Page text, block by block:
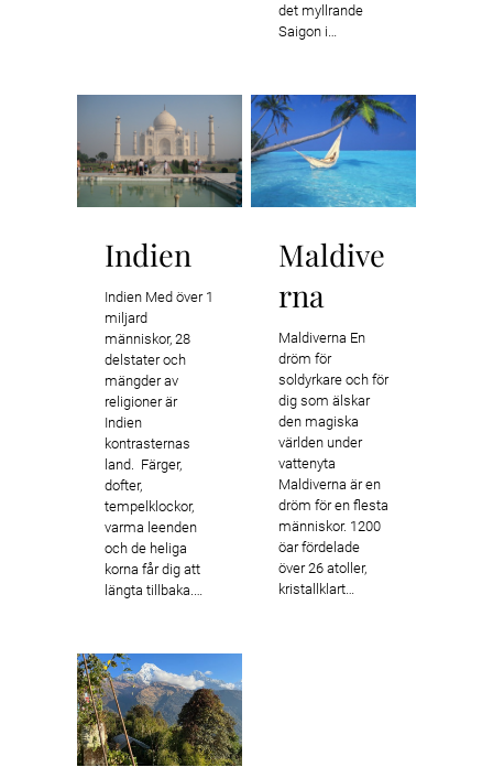
det myllrande
Saigon i…
Indien
Indien Med över 1
miljard
människor, 28
delstater och
mängder av
religioner är
Indien
kontrasternas
land. Färger,
dofter,
tempelklockor,
varma leenden
och de heliga
korna får dig att
längta tillbaka.…
Maldive
rna
Maldiverna En
dröm för
soldyrkare och för
dig som älskar
den magiska
världen under
vattenyta
Maldiverna är en
dröm för en flesta
människor. 1200
öar fördelade
över 26 atoller,
kristallklart…